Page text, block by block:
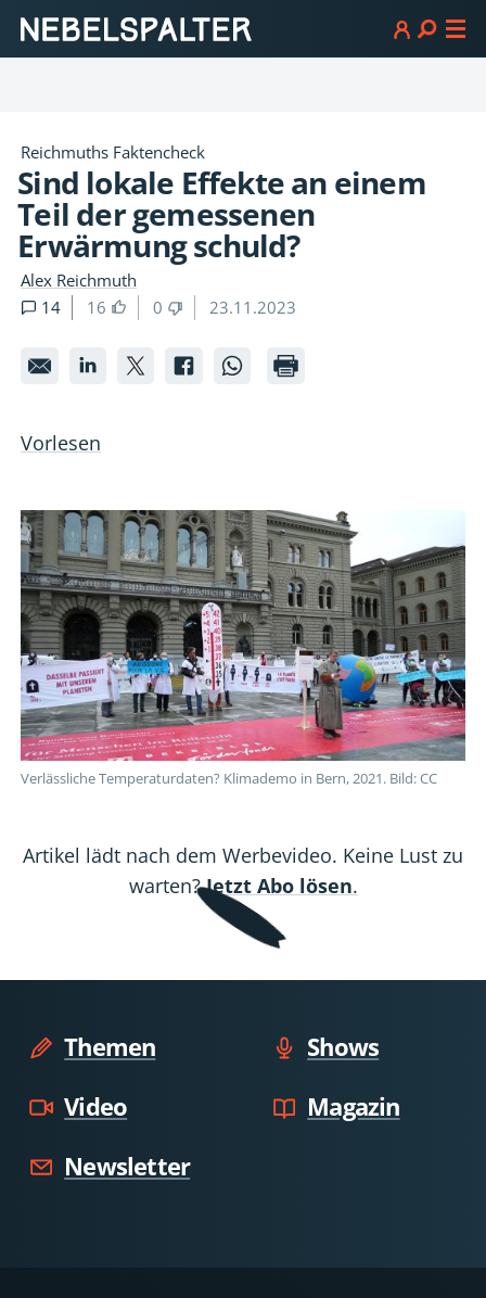
Reichmuths Faktencheck
Sind lokale Effekte an einem
Teil der gemessenen
Erwärmung schuld?
Alex Reichmuth
14
16 0 23.11.2023
Sind
Effekte
an
Teil
der
gemessenen
Erwärmung
schuld?
Sind
Effekte
an
Teil
der
gemessenen
Erwärmung
schuld?
Sind
Teil
der
gemessenen
Erwärmung
schuld?
Sind
Teil
der
gemessenen
Erwärmung
schuld?
Sind
Teil
der
gemessenen
Erwärmung
schuld?
Vorlesen
Verlässliche Temperaturdaten? Klimademo in Bern, 2021. Bild: CC
Artikel lädt nach dem Werbevideo. Keine Lust zu
warten?Jetzt Abo lösen.
Themen
Shows
Video
Magazin
Newsletter